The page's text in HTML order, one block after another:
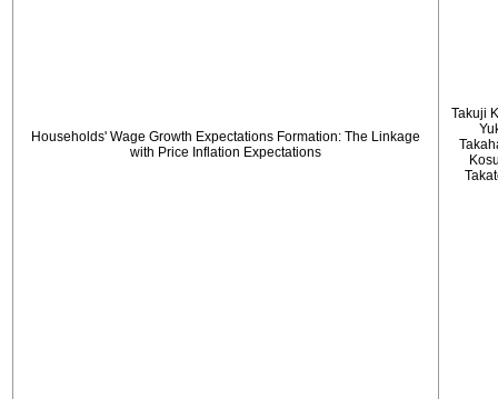
Households' Wage Growth Expectations Formation: The Linkage
with Price Inflation Expectations
Takuji